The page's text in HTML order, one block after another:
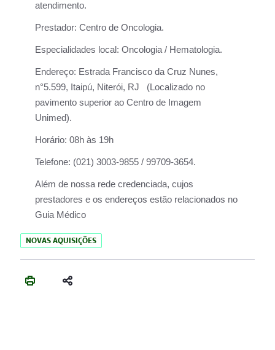
atendimento.
Prestador: Centro de Oncologia.
Especialidades local: Oncologia / Hematologia.
Endereço: Estrada Francisco da Cruz Nunes,
n°5.599, Itaipú, Niterói, RJ (Localizado no
pavimento superior ao Centro de Imagem
Unimed).
Horário: 08h às 19h
Telefone: (021) 3003-9855 / 99709-3654.
Além de nossa rede credenciada, cujos
prestadores e os endereços estão relacionados no
Guia Médico
NOVAS AQUISIÇÕES